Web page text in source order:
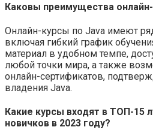
Каковы преимущества
Онлайн-курсы по Java имеют
включая гибкий график
материал в удобном темпе,
любой точки мира, а также
онлайн-сертификатов,
владения Java.
Какие курсы входят в ТОП-15
новичков в 2023 году?